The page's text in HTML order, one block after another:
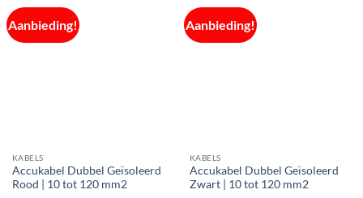
Aanbieding!
KABELS
Accukabel Dubbel Geïsoleerd
Rood | 10 tot 120 mm2
Aanbieding!
KABELS
Accukabel Dubbel Geïsoleerd
Zwart | 10 tot 120 mm2